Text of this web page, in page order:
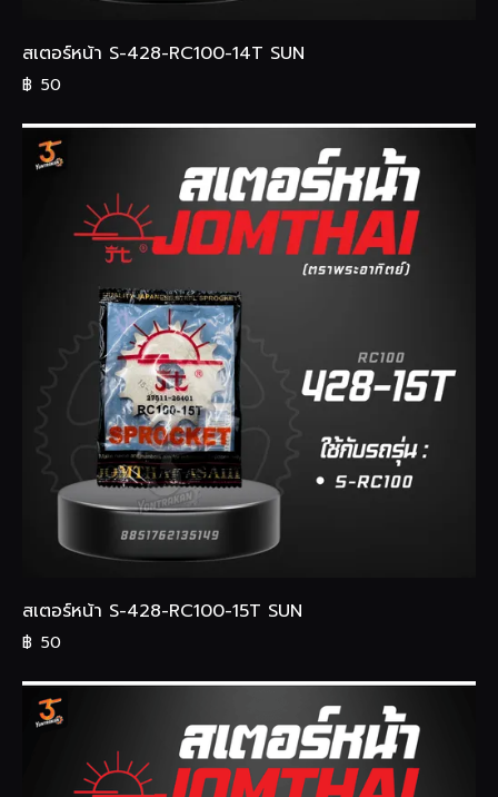
สเตอร์หน้า S-428-RC100-14T SUN
฿ 50
สเตอร์หน้า S-428-RC100-15T SUN
฿ 50